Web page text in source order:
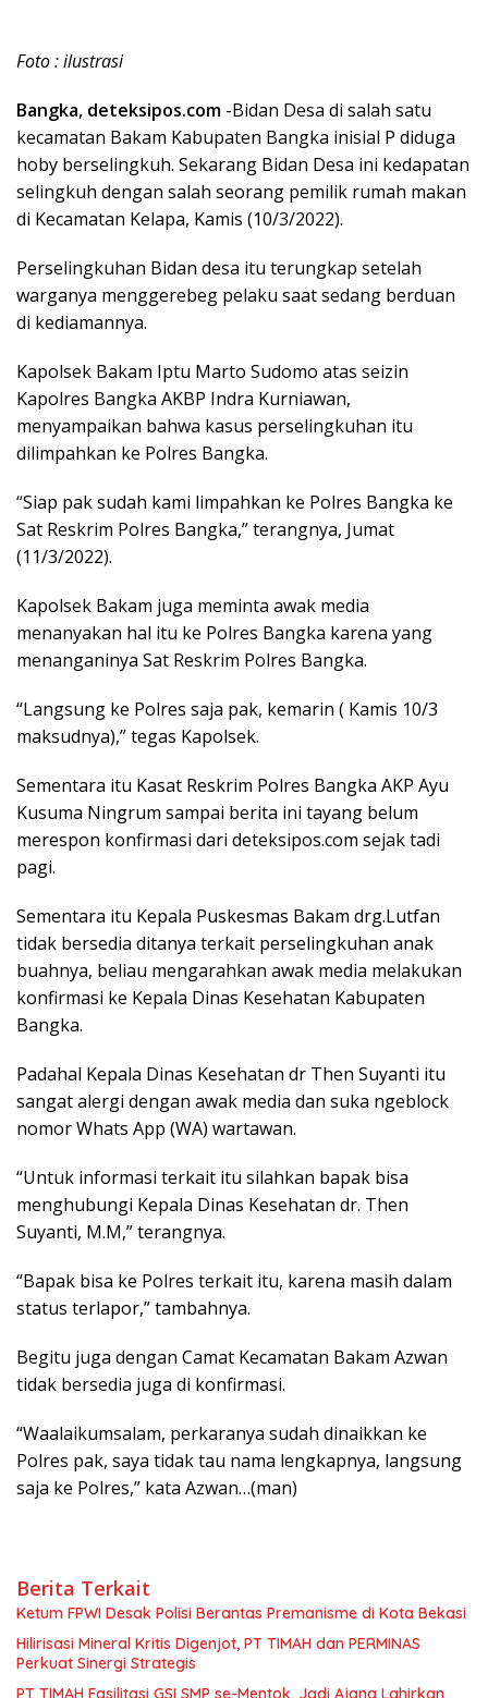
Foto : ilustrasi
Bangka, deteksipos.com -Bidan Desa di salah satu
kecamatan Bakam Kabupaten Bangka inisial P diduga
hoby berselingkuh. Sekarang Bidan Desa ini kedapatan
selingkuh dengan salah seorang pemilik rumah makan
di Kecamatan Kelapa, Kamis (10/3/2022).
Perselingkuhan Bidan desa itu terungkap setelah
warganya menggerebeg pelaku saat sedang berduan
di kediamannya.
Kapolsek Bakam Iptu Marto Sudomo atas seizin
Kapolres Bangka AKBP Indra Kurniawan,
menyampaikan bahwa kasus perselingkuhan itu
dilimpahkan ke Polres Bangka.
“Siap pak sudah kami limpahkan ke Polres Bangka ke
Sat Reskrim Polres Bangka,” terangnya, Jumat
(11/3/2022).
Kapolsek Bakam juga meminta awak media
menanyakan hal itu ke Polres Bangka karena yang
menanganinya Sat Reskrim Polres Bangka.
“Langsung ke Polres saja pak, kemarin ( Kamis 10/3
maksudnya),” tegas Kapolsek.
Sementara itu Kasat Reskrim Polres Bangka AKP Ayu
Kusuma Ningrum sampai berita ini tayang belum
merespon konfirmasi dari deteksipos.com sejak tadi
pagi.
Sementara itu Kepala Puskesmas Bakam drg.Lutfan
tidak bersedia ditanya terkait perselingkuhan anak
buahnya, beliau mengarahkan awak media melakukan
konfirmasi ke Kepala Dinas Kesehatan Kabupaten
Bangka.
Padahal Kepala Dinas Kesehatan dr Then Suyanti itu
sangat alergi dengan awak media dan suka ngeblock
nomor Whats App (WA) wartawan.
“Untuk informasi terkait itu silahkan bapak bisa
menghubungi Kepala Dinas Kesehatan dr. Then
Suyanti, M.M,” terangnya.
“Bapak bisa ke Polres terkait itu, karena masih dalam
status terlapor,” tambahnya.
Begitu juga dengan Camat Kecamatan Bakam Azwan
tidak bersedia juga di konfirmasi.
“Waalaikumsalam, perkaranya sudah dinaikkan ke
Polres pak, saya tidak tau nama lengkapnya, langsung
saja ke Polres,” kata Azwan…(man)
Berita Terkait
Ketum FPWI Desak Polisi Berantas Premanisme di Kota Bekasi
Hilirisasi Mineral Kritis Digenjot, PT TIMAH dan PERMINAS
Perkuat Sinergi Strategis
PT TIMAH Fasilitasi GSI SMP se-Mentok, Jadi Ajang Lahirkan